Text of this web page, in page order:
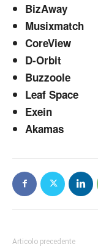
BizAway
Musixmatch
CoreView
D-Orbit
Buzzoole
Leaf Space
Exein
Akamas
Articolo precedente